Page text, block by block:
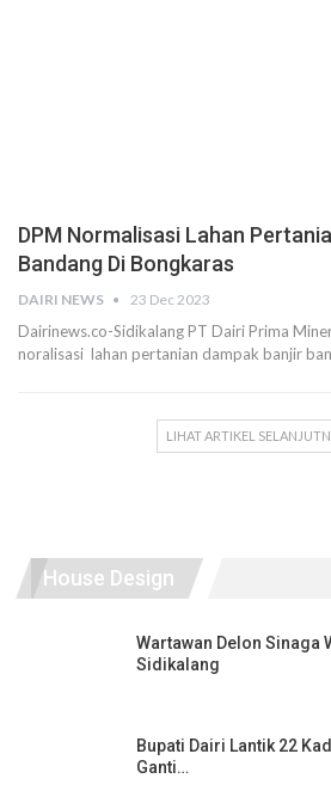
DPM Normalisasi Lahan
Bandang Di Bongkaras
DAIRI NEWS 23 Dec 2023
Dairinews.co-Sidikalang PT Dairi Prima
noralisasi lahan pertanian dampak banjir
LIHAT ARTIKEL
House Design
Wartawan Delon Sinaga
Sidikalang
Bupati Dairi Lantik 22
Ganti…